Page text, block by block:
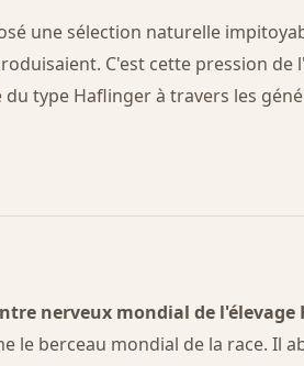
une sélection naturelle
C'est cette pression de
type Haflinger à travers les
nerveux mondial de l'élevage
le berceau mondial de la race. Il